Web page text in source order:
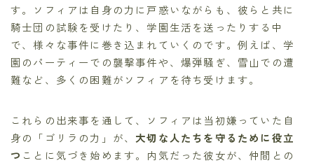
す。ソフィアは自身の力に戸惑いながらも、彼らと共に
騎士団の試験を受けたり、学園生活を送ったりする中
で、様々な事件に巻き込まれていくのです。例えば、学
園のパーティーでの襲撃事件や、爆弾騒ぎ、雪山での遭
難など、多くの困難がソフィアを待ち受けます。
これらの出来事を通して、ソフィアは当初嫌っていた自
身の「ゴリラの力」が、 大切な人たちを守るために役立
つ ことに気づき始めます。内気だった彼女が、仲間との